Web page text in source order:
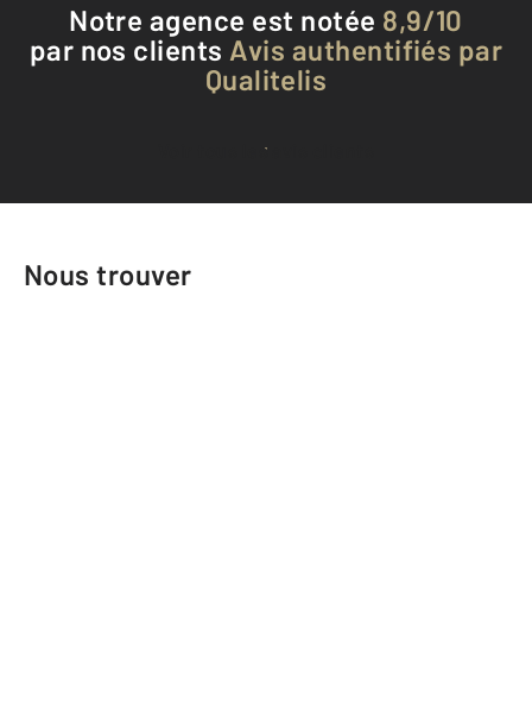
Notre agence est notée 8,9/10
par nos clients Avis authentifiés par
Qualitelis
Voir tous les avis clients
Nous trouver